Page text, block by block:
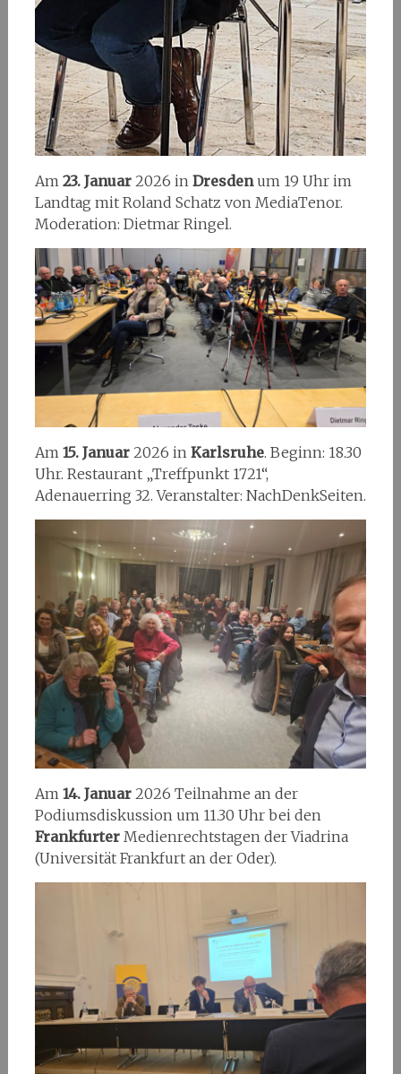
Am 23. Januar2026 in Dresdenum 19 Uhr im
Landtag mit Roland Schatz von MediaTenor.
Moderation: Dietmar Ringel.
Am 15. Januar2026 in Karlsruhe. Beginn: 18.30
Uhr. Restaurant „Treffpunkt 1721“,
Adenauerring 32. Veranstalter: NachDenkSeiten.
Am 14. Januar2026 Teilnahme an der
Podiumsdiskussion um 11.30 Uhr bei den
FrankfurterMedienrechtstagen der Viadrina
(Universität Frankfurt an der Oder).